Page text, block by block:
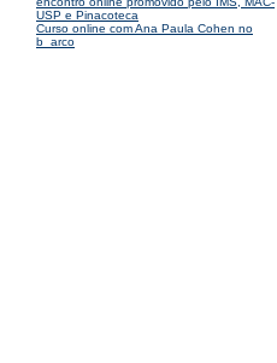
USP e Pinacoteca
Curso online com Ana Paula Cohen no
b_arco